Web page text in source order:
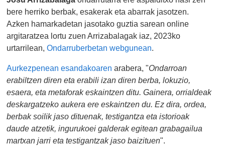
bere herriko berbak, esakerak eta abarrak jasotzen.
Azken hamarkadetan jasotako guztia sarean online
argitaratzea lortu zuen Arrizabalagak iaz, 2023ko
urtarrilean,Ondarruberbetan webgunean.
Aurkezpenean esandakoaren arabera, "Ondarroan
erabiltzen diren eta erabili izan diren berba, lokuzio,
esaera, eta metaforak eskaintzen ditu. Gainera, orrialdeak
deskargatzeko aukera ere eskaintzen du. Ez dira, ordea,
berbak soilik jaso dituenak, testigantza eta istorioak
daude atzetik, ingurukoei galderak egitean grabagailua
martxan jarri eta testigantzak jaso baizituen".